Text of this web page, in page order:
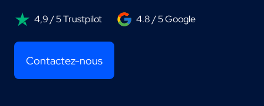
4,9 / 5 Trustpilot 4.8 / 5 Google
Contactez-nous